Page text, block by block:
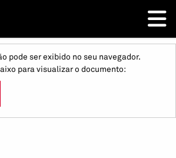
pode ser exibido no seu navegador.
para visualizar o documento: